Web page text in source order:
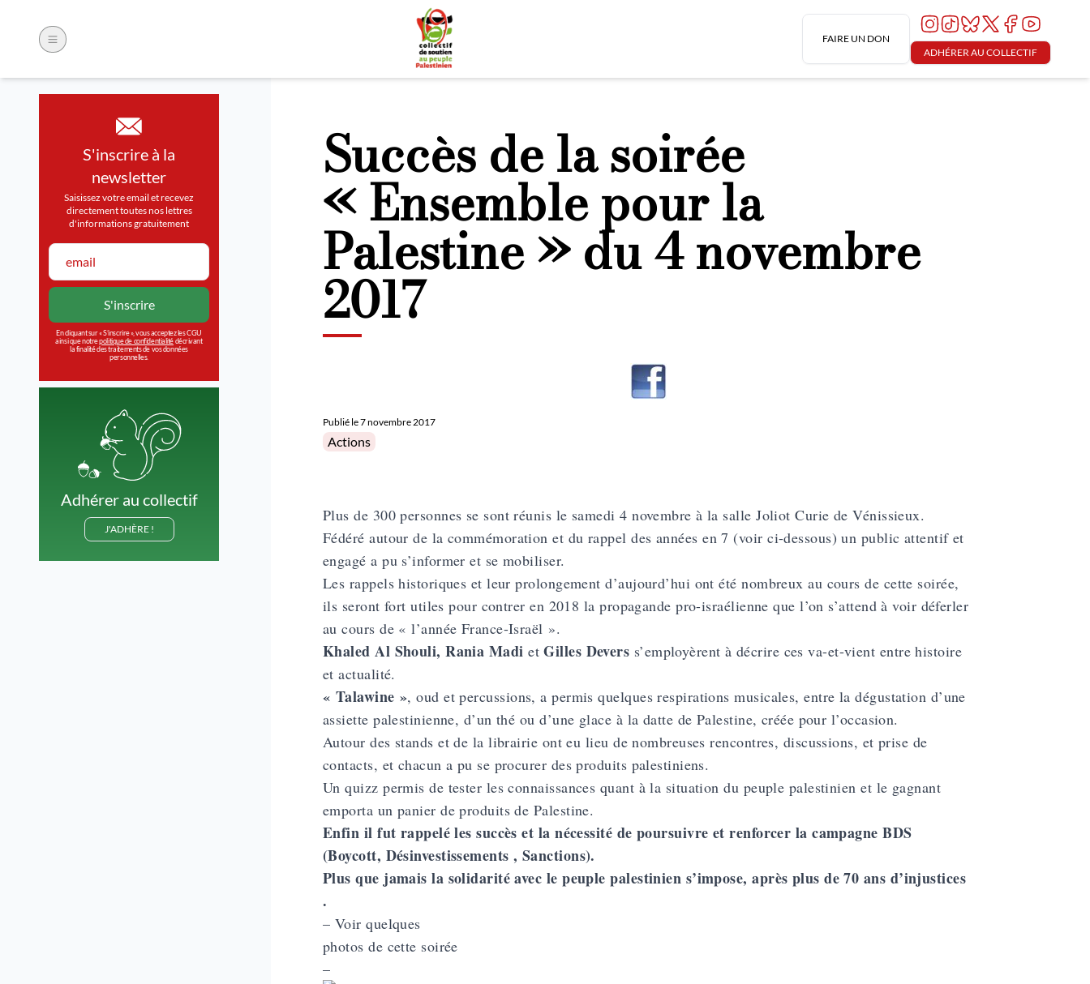
FAIRE UN DON
ADHÉRER AU COLLECTIF
S'inscrire à la
newsletter
Saisissez votre email et recevez
directement toutes nos lettres
d'informations gratuitement
En cliquant sur « S’inscrire », vous acceptez les CGU
ainsi que notrepolitique de confidentialitédécrivant
la finalité des traitements de vos données
personnelles.
Adhérer au collectif
J'ADHÈRE !
Succès de la soirée
« Ensemble pour la
Palestine » du 4 novembre
2017
Publié le7 novembre 2017
Posted in
Actions
Plus de 300 personnes se sont réunis le samedi 4 novembre à la salle Joliot Curie de Vénissieux.
Fédéré autour de la commémoration et du rappel des années en 7 (voir ci-dessous) un public attentif et
engagé a pu s’informer et se mobiliser.
Les rappels historiques et leur prolongement d’aujourd’hui ont été nombreux au cours de cette soirée,
ils seront fort utiles pour contrer en 2018 la propagande pro-israélienne que l’on s’attend à voir déferler
au cours de « l’année France-Israël ».
Khaled Al Shouli, Rania Madi etGilles Devers s’employèrent à décrire ces va-et-vient entre histoire
et actualité.
« Talawine », oud et percussions, a permis quelques respirations musicales, entre la dégustation d’une
assiette palestinienne, d’un thé ou d’une glace à la datte de Palestine, créée pour l’occasion.
Autour des stands et de la librairie ont eu lieu de nombreuses rencontres, discussions, et prise de
contacts, et chacun a pu se procurer des produits palestiniens.
Un quizz permis de tester les connaissances quant à la situation du peuple palestinien et le gagnant
emporta un panier de produits de Palestine.
Enfin il fut rappelé les succès et la nécessité de poursuivre et renforcer la campagne BDS
(Boycott, Désinvestissements , Sanctions).
Plus que jamais la solidarité avec le peuple palestinien s’impose, après plus de 70 ans d’injustices
.
– Voir quelques
photosde cette soirée
–